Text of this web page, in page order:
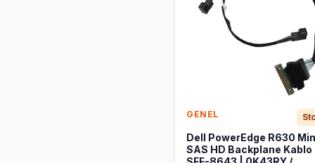
GENEL
Dell PowerEdge R630
SAS HD Backplane Kablo